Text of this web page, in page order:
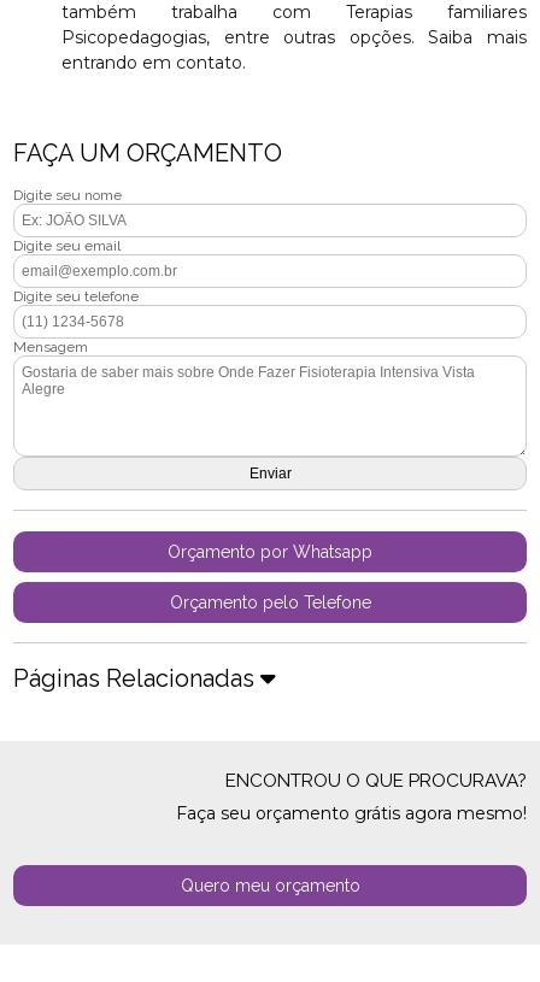
também trabalha com Terapias familiares
Psicopedagogias, entre outras opções. Saiba mais
entrando em contato.
FAÇA UM ORÇAMENTO
Digite seu nome
Digite seu email
Digite seu telefone
Mensagem
Orçamento por Whatsapp
Orçamento pelo Telefone
Páginas Relacionadas
ENCONTROU O QUE PROCURAVA?
Faça seu orçamento grátis agora mesmo!
Quero meu orçamento